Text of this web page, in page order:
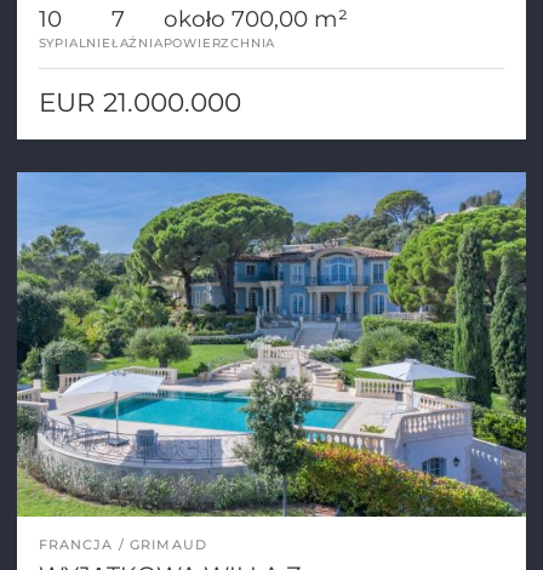
10
SYPIALNIE
7
ŁAŹNIA
około 700,00 m²
POWIERZCHNIA
EUR 21.000.000
FRANCJA GRIMAUD